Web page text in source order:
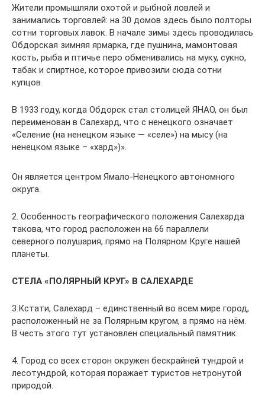
Жители промышляли охотой и рыбной ловлей и
занимались торговлей: на 30 домов здесь было полторы
сотни торговых лавок. В начале зимы здесь проводилась
Обдорская зимняя ярмарка, где пушнина, мамонтовая
кость, рыба и птичье перо обменивались на муку, сукно,
табак и спиртное, которое привозили сюда сотни
купцов.
В 1933 году, когда Обдорск стал столицей ЯНАО, он был
переименован в Салехард, что с ненецкого означает
«Селение (на ненецком языке — «селе») на мысу (на
ненецком языке – «хард»)».
Он является центром Ямало-Ненецкого автономного
округа.
2. Особенность географического положения Салехарда
такова, что город расположен на 66 параллели
северного полушария, прямо на Полярном Круге нашей
планеты.
СТЕЛА «ПОЛЯРНЫЙ КРУГ» В САЛЕХАРДЕ
3.Кстати, Салехард – единственный во всем мире город,
расположенный не за Полярным кругом, а прямо на нём.
В честь этого тут установлен специальный памятник.
4. Город со всех сторон окружен бескрайней тундрой и
лесотундрой, которая поражает туристов нетронутой
природой.